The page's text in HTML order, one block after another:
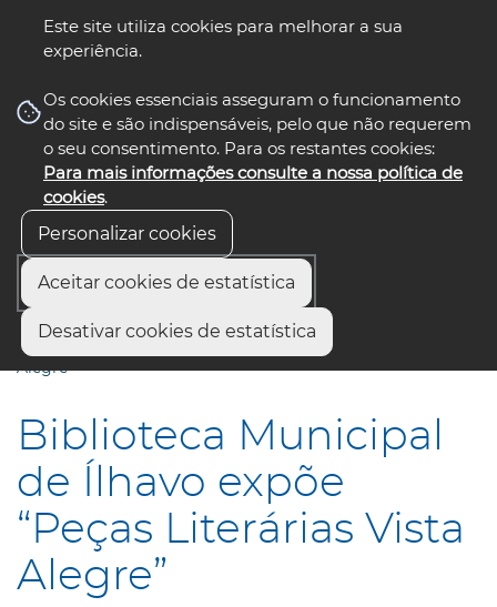
Este site utiliza cookies para melhorar a sua
experiência.
Os cookies essenciais asseguram o funcionamento
do site e são indispensáveis, pelo que não requerem
o seu consentimento. Para os restantes cookies:
Para mais informações consulte a nossa política de
cookies.
Personalizar cookies
Aceitar cookies de estatística
Desativar cookies de estatística
nos select language
Início
Biblioteca Municipal de Ílhavo expõe “Peças Literárias Vista
Alegre”
Biblioteca Municipal
de Ílhavo expõe
“Peças Literárias Vista
Alegre”